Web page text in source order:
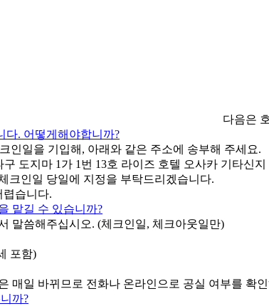
다음은
다. 어떻게해야합니까?
인일을 기입해, 아래와 같은 주소에 송부해 주세요.
도지마 1가 1번 13호 라이즈 호텔 오사카 기타신지
크인일 당일에 지정을 부탁드리겠습니다.
렵습니다.
맡길 수 있습니까?
말씀해주십시오. (체크인일, 체크아웃일만)
포함)
매일 바뀌므로 전화나 온라인으로 공실 여부를 확
까?